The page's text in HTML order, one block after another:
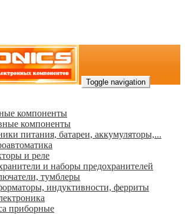
Toggle navigation
компоненты
компоненты
питания, батареи, аккумуляторы,...
и реле
и наборы предохранителей
тумблеры
индуктивности, ферриты
приборные